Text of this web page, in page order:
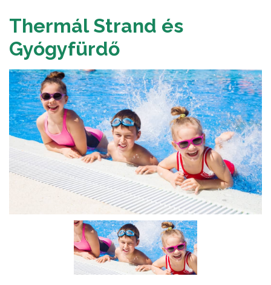
Thermál Strand és
Gyógyfürdő